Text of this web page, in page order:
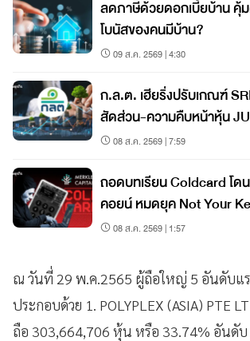
ลดภาษีด้วยดอกเบี้ยบ้าน คุ้
โบนัสของคนมีบ้าน?
09 ส.ค. 2569 | 4:30
ก.ล.ต. เฮียริ่งปรับเกณฑ์
สัดส่วน-ความคืบหน้าหุ้น
08 ส.ค. 2569 | 7:59
ถอดบทเรียน Coldcard โด
คอยน์ หมดยุค Not Your Keys, Not Your
Coins?
08 ส.ค. 2569 | 1:57
ณ วันที่ 29 พ.ค.2565 ผู้ถือใหญ่ 5 อันดับแร
ประกอบด้วย 1. POLYPLEX (ASIA) PTE
ถือ 303,664,706 หุ้น หรือ 33.74% อันดับ